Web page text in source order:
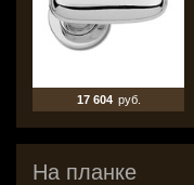
17 604 руб.
На планке